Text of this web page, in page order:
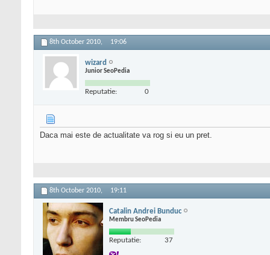
8th October 2010, 19:06
wizard
Junior SeoPedia
Reputatie: 0
Daca mai este de actualitate va rog si eu un pret.
8th October 2010, 19:11
Catalin Andrei Bunduc
Membru SeoPedia
Reputatie: 37